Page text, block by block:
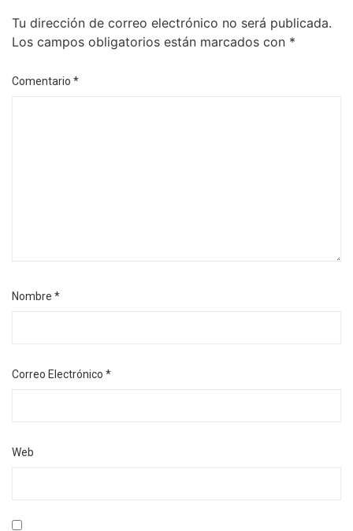
Tu dirección de correo electrónico no será publicada.
Los campos obligatorios están marcados con *
Comentario *
Nombre *
Correo Electrónico *
Web